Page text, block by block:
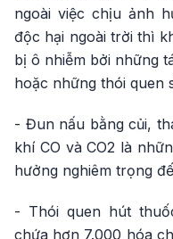
ngoài việc chịu ảnh
độc hại ngoài trời thì
bị ô nhiễm bởi những
hoặc những thói quen
- Đun nấu bằng củi,
khí CO và CO2 là
hưởng nghiêm trọng
- Thói quen hút
chứa hơn 7.000 hóa